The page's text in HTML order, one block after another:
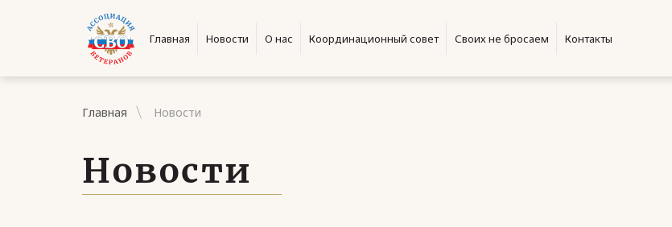
Главная Новости О нас Координационный совет Своих не бросаем Контакты
Главная Новости
Новости